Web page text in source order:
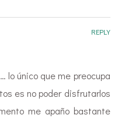
lo único que me preocupa
es no poder disfrutarlos
me apaño bastante
REPLY